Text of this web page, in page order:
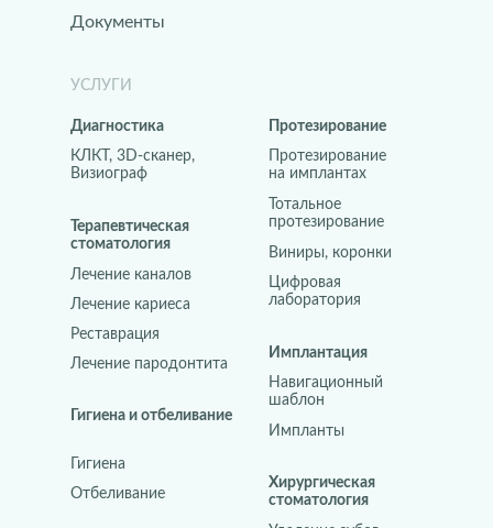
Документы
Реставрация
Лечение пародонтита
Лечение кариеса
Лечение каналов
Терапевтическая
стоматология
Отбеливание
Гигиена
Гигиена и отбеливание
КЛКТ, 3D-сканер,
Визиограф
Диагностика
УСЛУГИ
Тотальное
протезирование
Виниры, коронки
Цифровая
лаборатория
Протезирование
на имплантах
Протезирование
Импланты
Навигационный
шаблон
Имплантация
Хирургическая
стоматология